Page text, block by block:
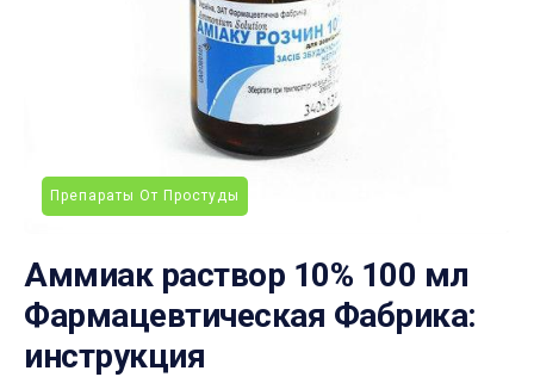
Препараты От Простуды
Аммиак раствор 10% 100 мл
Фармацевтическая Фабрика:
инструкция